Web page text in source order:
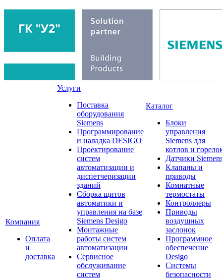
Компания
Оплата
и
доставка
Услуги
Поставка
оборудования
Siemens
Программирование
и наладка DESIGO
Проектирование
систем
автоматизации и
диспетчеризации
зданий
Сборка щитов
автоматики и
управления на базе
Siemens Desigo
Монтажные
работы систем
автоматизации
Сервисное
обслуживание
систем
Каталог
Блоки
управления
Siemens для
котлов и
Датчики
Клапаны и
приводы
Комнатные
термостаты
Контроллеры
Приводы
воздушных
заслонок
Программное
обеспечение
Desigo
Системы
безопасности